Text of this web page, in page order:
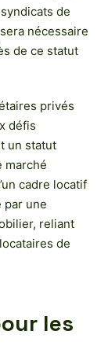
de
nécessaire
de ce statut
privés
défis
un statut
marché
cadre locatif
par une
reliant
de
les